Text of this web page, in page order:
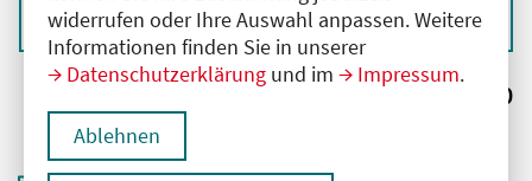
widerrufen oder Ihre Auswahl anpassen. Weitere
Informationen finden Sie in unserer
Datenschutzerklärung und im Impressum.
Ablehnen
Sortieren nach
Ergebnisse: 0